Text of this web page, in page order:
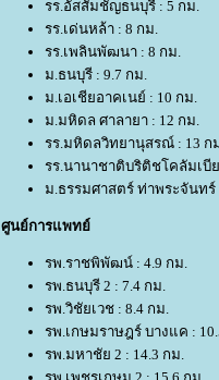
รร.อัสสัมชัญธนบุรี : 5 กม.
รร.เด่นหล้า : 8 กม.
รร.เพลินพัฒนา : 8 กม.
ม.ธนบุรี : 9.7 กม.
ม.เอเชียอาคเนย์ : 10 กม.
ม.มหิดล ศาลายา : 12 กม.
รร.มหิดลวิทยานุสรณ์ : 13 ก
รร.นานาชาติบริติชโคลัมเบี
ม.ธรรมศาสตร์ ท่าพระจันทร์
ศูนย์การแพทย์
รพ.ราชพิพัฒน์ : 4.9 กม.
รพ.ธนบุรี 2 : 7.4 กม.
รพ.วิชัยเวช : 8.4 กม.
รพ.เกษมราษฎร์ บางแค :
รพ.มหาชัย 2 : 14.3 กม.